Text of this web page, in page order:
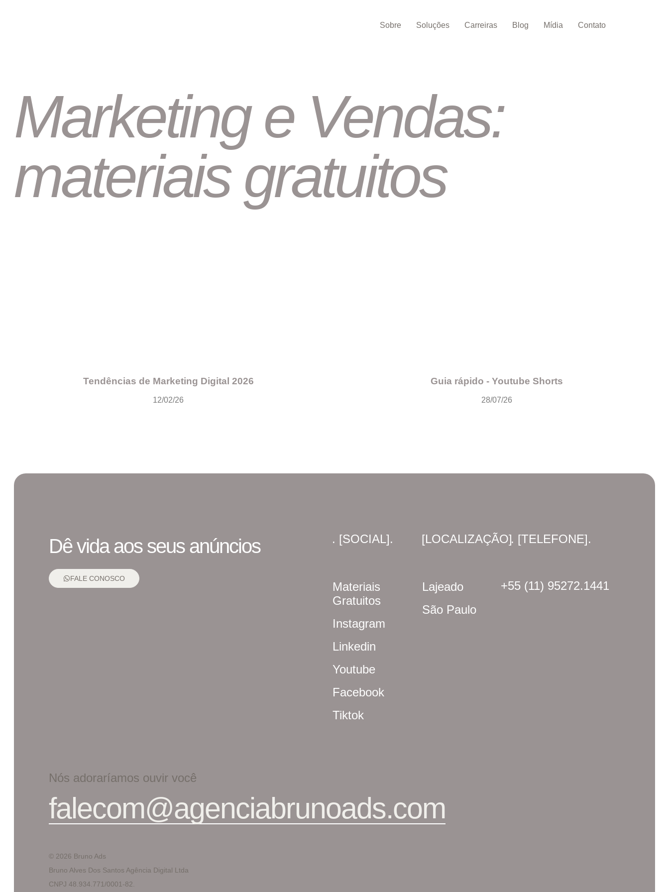
Sobre Soluções Carreiras Blog Mídia Contato
Marketing e Vendas:
materiais gratuitos
Tendências de Marketing Digital 2026
12/02/26
Guia rápido - Youtube Shorts
28/07/26
Dê vida aos seus anúncios
FALE CONOSCO
. [SOCIAL].
Materiais
Gratuitos
Instagram
Linkedin
Youtube
Facebook
Tiktok
[LOCALIZAÇÃO]
Lajeado
São Paulo
. [TELEFONE].
+55 (11) 95272.1441
Nós adoraríamos ouvir você
falecom@agenciabrunoads.com
© 2026 Bruno Ads
Bruno Alves Dos Santos Agência Digital Ltda
CNPJ 48.934.771/0001-82.